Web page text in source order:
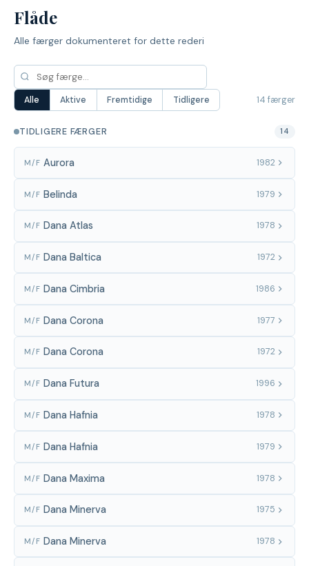
Flåde
Alle færger dokumenteret for dette rederi
Alle Aktive Fremtidige Tidligere 14 færger
TIDLIGERE FÆRGER 14
M/F Aurora 1982
M/F Belinda 1979
M/F Dana Atlas 1978
M/F Dana Baltica 1972
M/F Dana Cimbria 1986
M/F Dana Corona 1977
M/F Dana Corona 1972
M/F Dana Futura 1996
M/F Dana Hafnia 1978
M/F Dana Hafnia 1979
M/F Dana Maxima 1978
M/F Dana Minerva 1975
M/F Dana Minerva 1978